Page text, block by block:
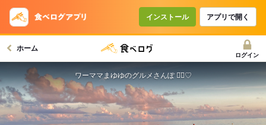
インストール アプリで開く
ホーム
ログイン
ワーママまゆゆのグルメさんぽ ◡̈⃝♡